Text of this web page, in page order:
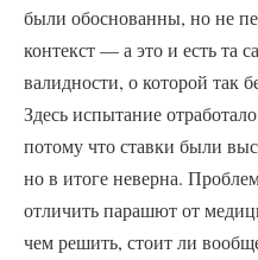
были обоснованны, но не
контекст — а это и есть та
валидности, о которой так
Здесь испытание
потому что ставки были
но в итоге неверна.
отличить парашют от
чем решить, стоит ли